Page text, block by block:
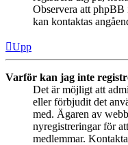
Observera att
kan kontaktas
Upp
Varför kan jag inte
Det är möjligt att
eller förbjudit det
med. Ägaren av
nyregistreringar för
medlemmar.